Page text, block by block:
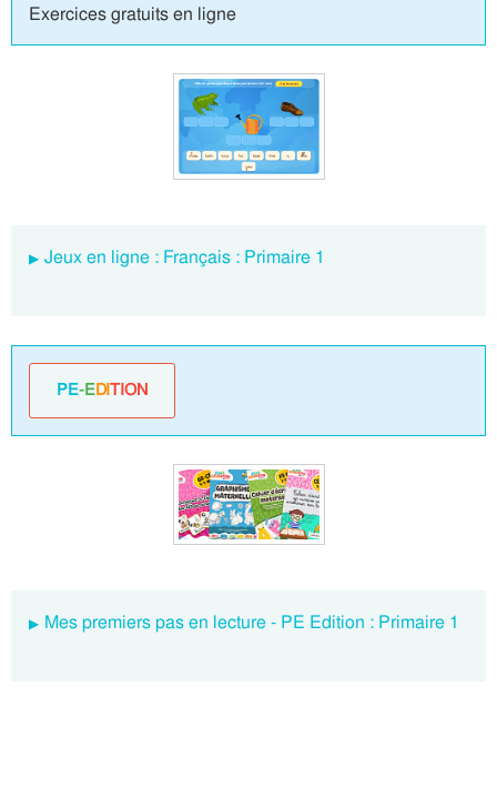
Exercices gratuits en ligne
Jeux en ligne : Français : Primaire 1
PE-EDITION
Mes premiers pas en lecture - PE Edition : Primaire 1